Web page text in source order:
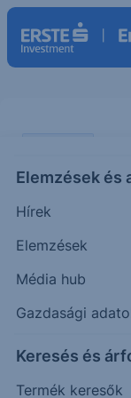
Elemzések és
Hírek
Elemzések
Média hub
Gazdasági
Keresés és
Termék keresők
elmúlt hetek